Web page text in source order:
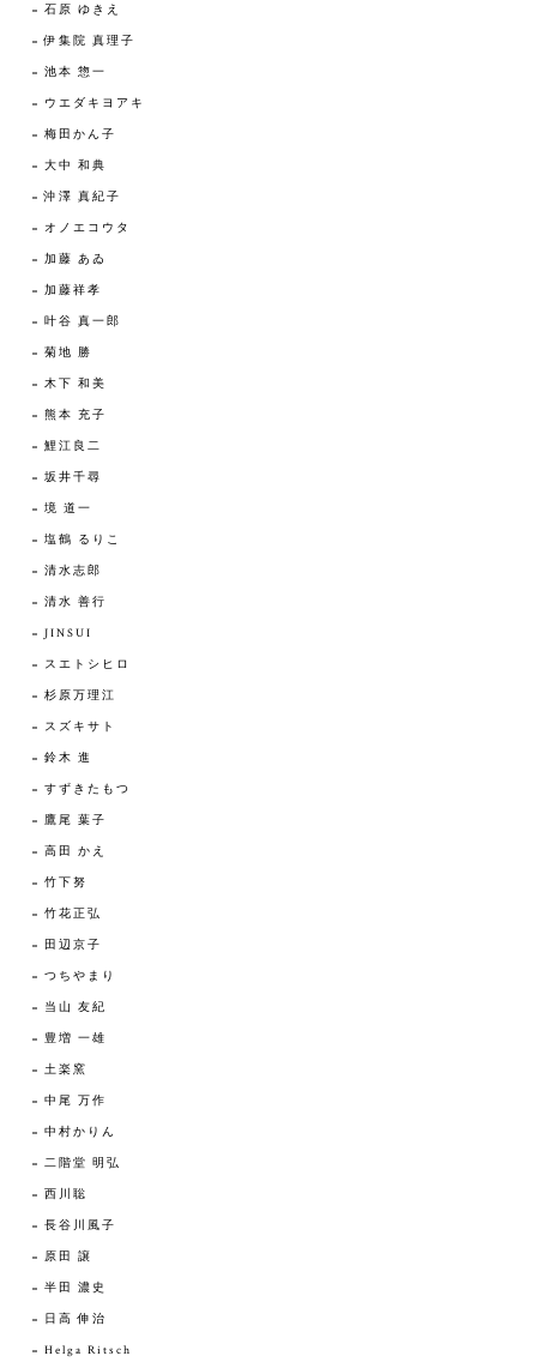
石原 ゆきえ
伊集院 真理子
池本 惣一
ウエダキヨアキ
梅田かん子
大中 和典
沖澤 真紀子
オノエコウタ
加藤 あゐ
加藤祥孝
叶谷 真一郎
菊地 勝
木下 和美
熊本 充子
鯉江良二
坂井千尋
境 道一
塩鶴 るりこ
清水志郎
清水 善行
JINSUI
スエトシヒロ
杉原万理江
スズキサト
鈴木 進
すずきたもつ
鷹尾 葉子
高田 かえ
竹下努
竹花正弘
田辺京子
つちやまり
当山 友紀
豊増 一雄
土楽窯
中尾 万作
中村かりん
二階堂 明弘
西川聡
長谷川風子
原田 譲
半田 濃史
日高 伸治
Helga Ritsch